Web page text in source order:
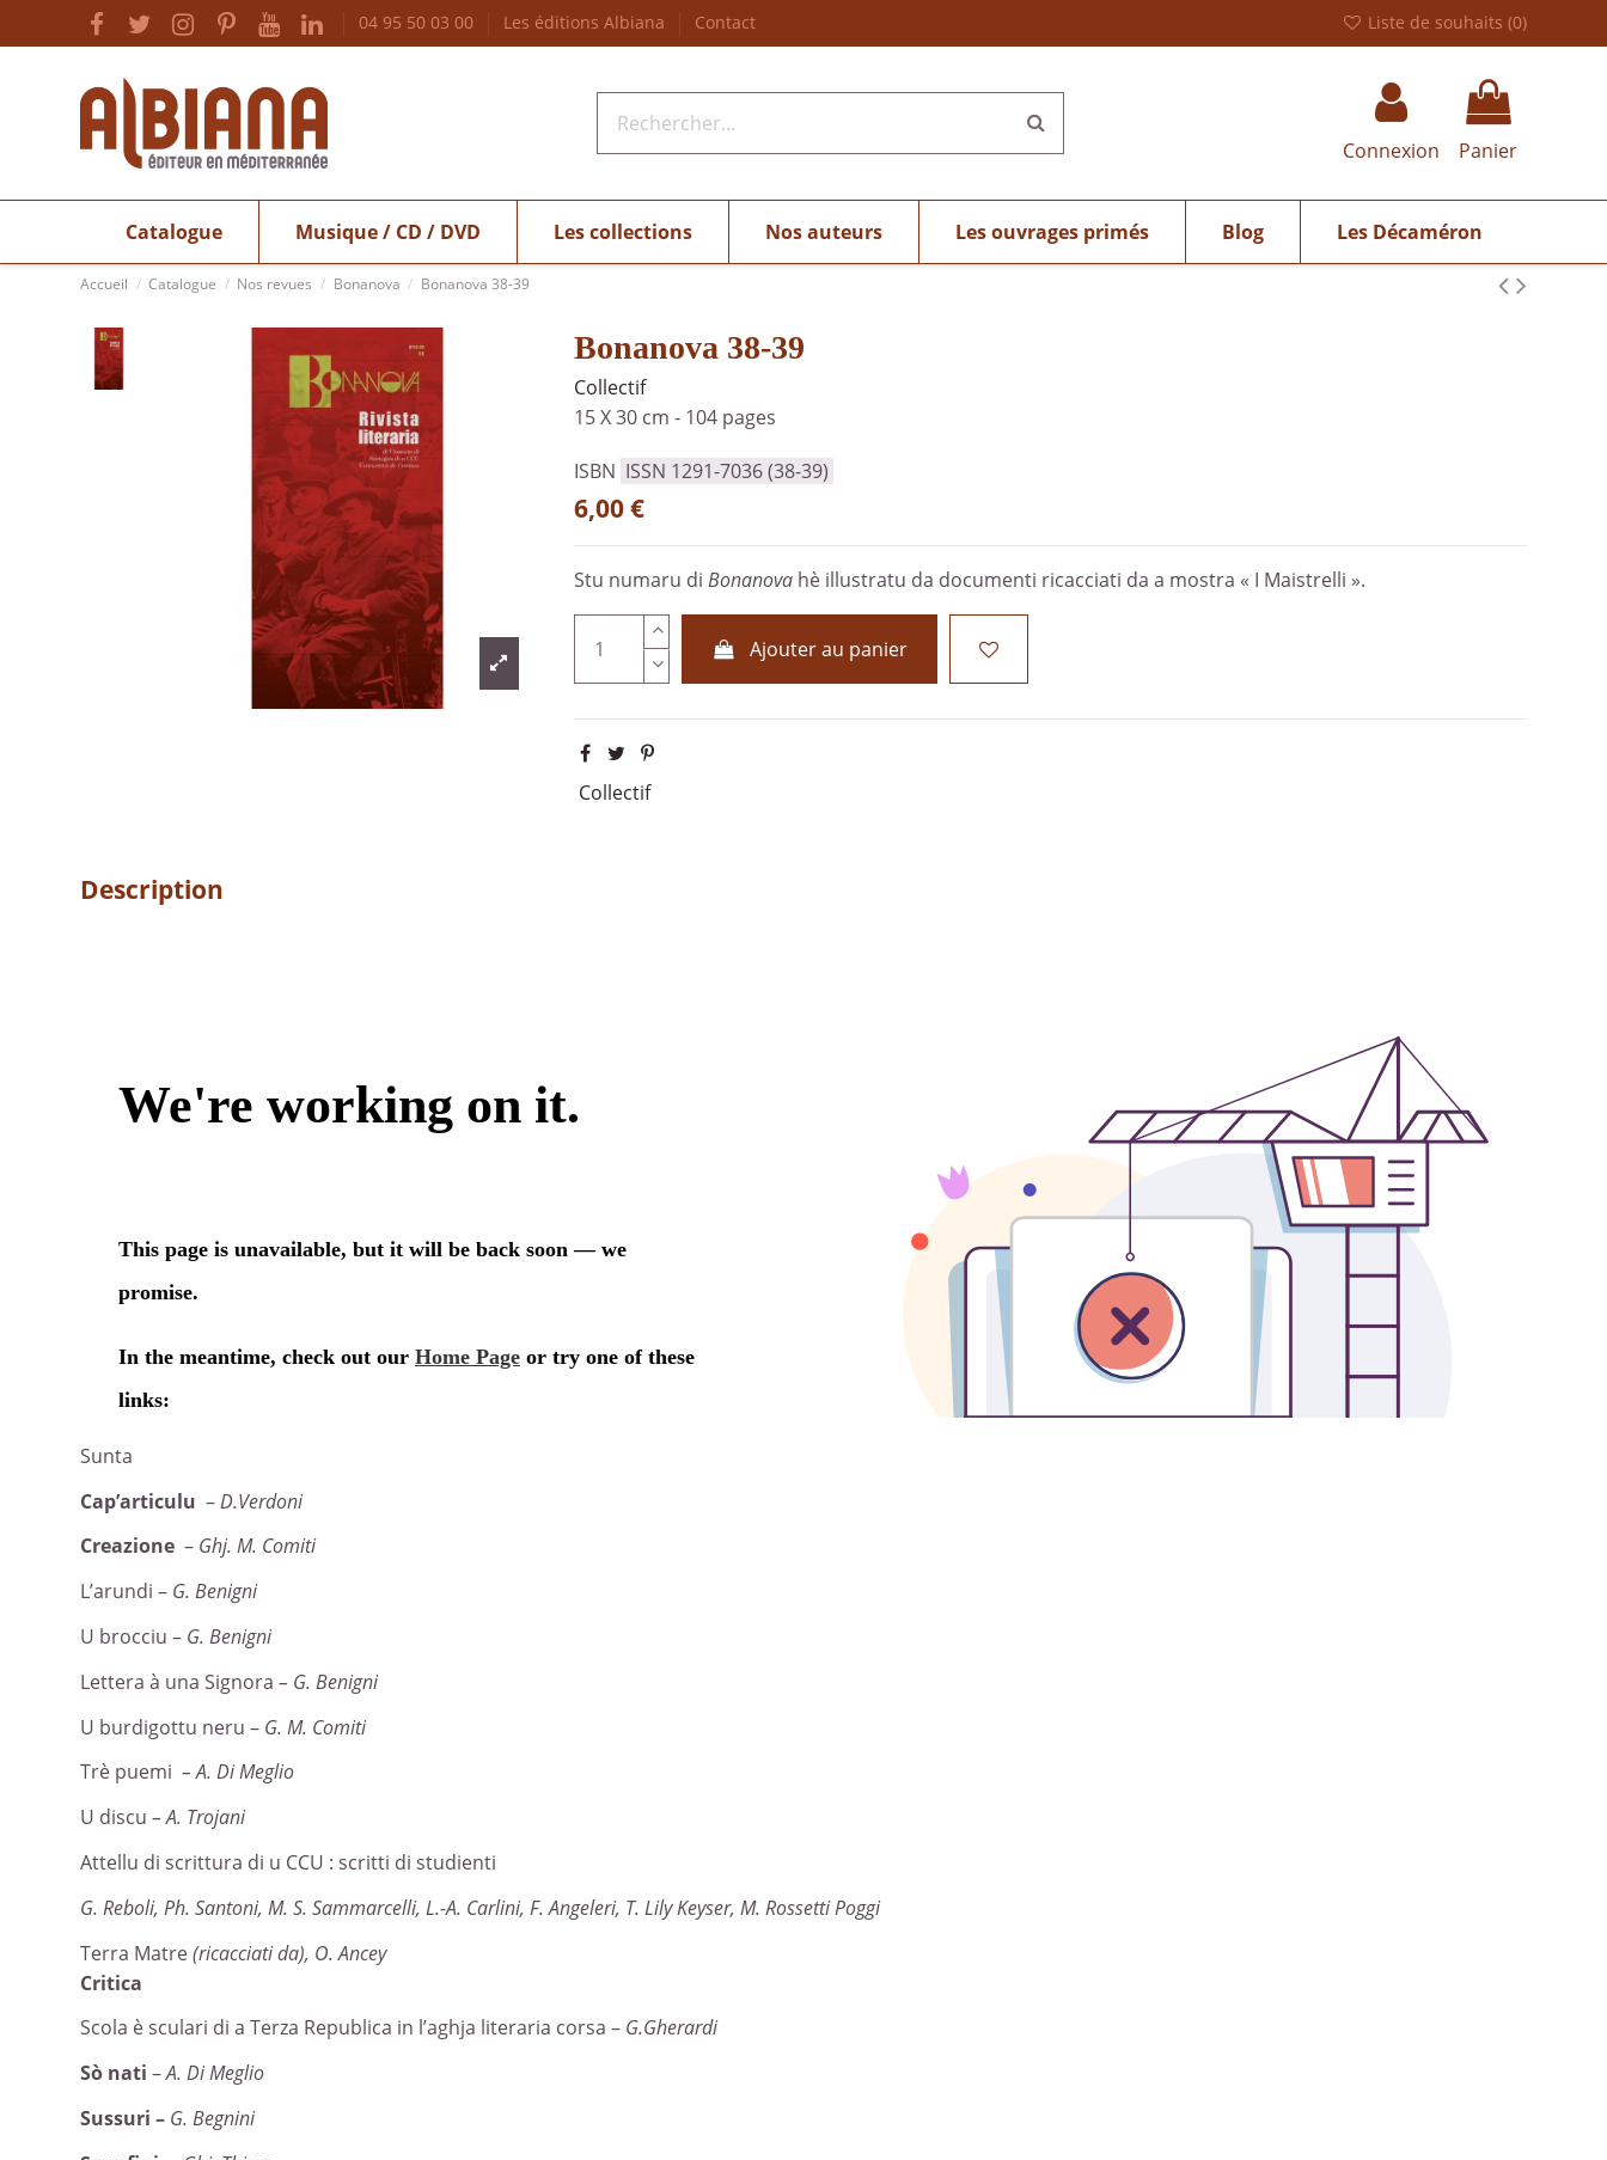
04 95 50 03 00 Les éditions Albiana Contact Liste de souhaits (0)
Connexion Panier
Catalogue Musique / CD / DVD Les collections Nos auteurs Les ouvrages primés Blog Les Décaméron
Accueil Catalogue Nos revues Bonanova Bonanova 38-39
Bonanova 38-39
Collectif
15 X 30 cm - 104 pages
ISBN ISSN 1291-7036 (38-39)
6,00 €
Stu numaru diBonanova hè illustratu da documenti ricacciati da a mostra « I Maistrelli ».
Ajouter au panier
Collectif
Description
Sunta
Cap’articulu –D.Verdoni
Creazione – Ghj. M. Comiti
L’arundi – G. Benigni
U brocciu – G. Benigni
Lettera à una Signora – G. Benigni
U burdigottu neru – G. M. Comiti
Trè puemi – A. Di Meglio
U discu – A. Trojani
Attellu di scrittura di u CCU : scritti di studienti
G. Reboli, Ph. Santoni, M. S. Sammarcelli, L.-A. Carlini, F. Angeleri, T. Lily Keyser, M. Rossetti Poggi
Terra Matre(ricacciati da), O. Ancey
Critica
Scola è sculari di a Terza Republica in l’aghja literaria corsa – G.Gherardi
Sò nati –A. Di Meglio
Sussuri – G. Begnini